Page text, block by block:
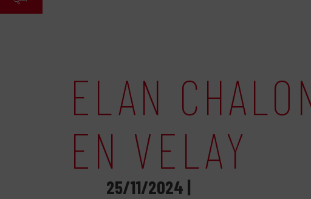
ELAN
EN VELAY
25/11/2024 |